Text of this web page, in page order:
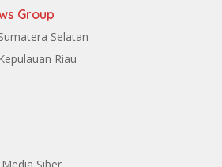
Group
Selatan
Riau